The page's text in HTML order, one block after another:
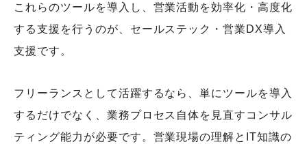
これらのツールを導入し、営業活動を効率化・高度化
する支援を行うのが、セールステック・営業DX導入
支援です。
フリーランスとして活躍するなら、単にツールを導入
するだけでなく、業務プロセス自体を見直すコンサル
ティング能力が必要です。営業現場の理解とIT知識の